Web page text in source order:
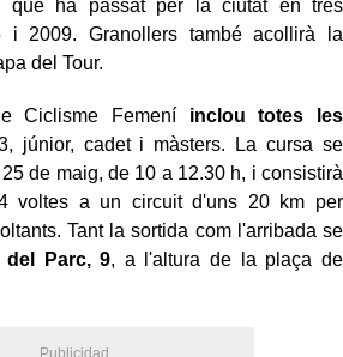
que ha passat per la ciutat en tres
i 2009. Granollers també acollirà la
del Tour.
Ciclisme Femení inclou totes les
júnior, cadet i màsters. La cursa se
de maig, de 10 a 12.30 h, i consistirà
voltes a un circuit d'uns 20 km per
Tant la sortida com l'arribada se
del Parc, 9, a l'altura de la plaça de